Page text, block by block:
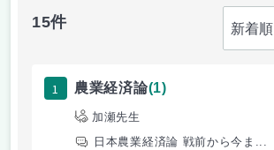
15件
1 農業経済論(1)
加瀬先生
日本農業経済論 戦前から今ま...